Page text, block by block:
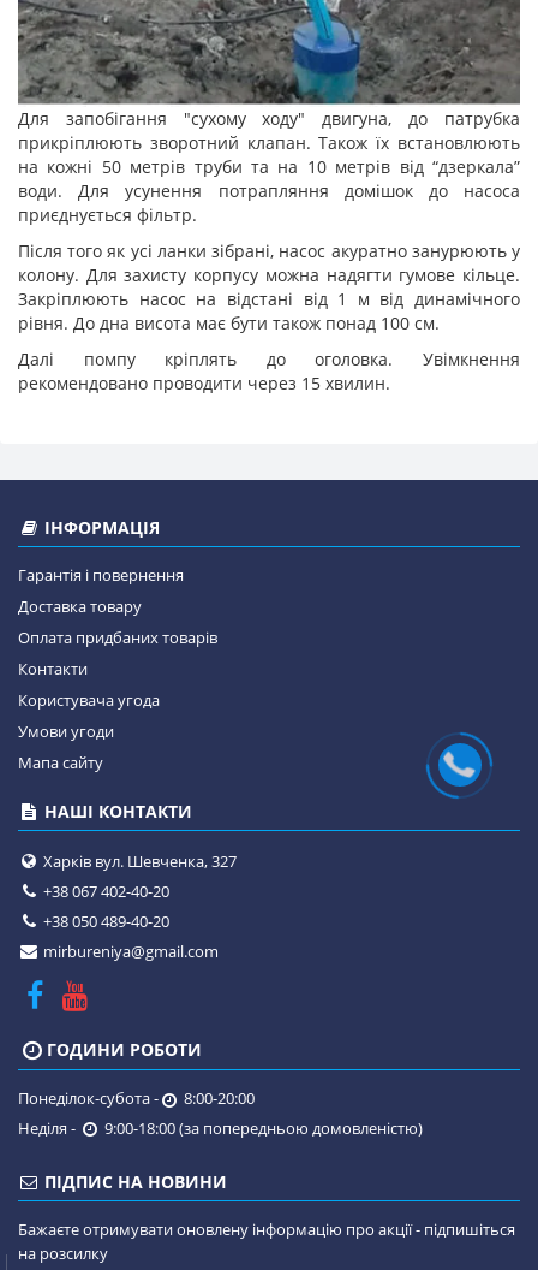
Для запобігання "сухому ходу" двигуна, до патрубка
прикріплюють зворотний клапан. Також їх встановлюють
на кожні 50 метрів труби та на 10 метрів від “дзеркала”
води. Для усунення потрапляння домішок до насоса
приєднується фільтр.
Після того як усі ланки зібрані, насос акуратно занурюють у
колону. Для захисту корпусу можна надягти гумове кільце.
Закріплюють насос на відстані від 1 м від динамічного
рівня. До дна висота має бути також понад 100 см.
Далі помпу кріплять до оголовка. Увімкнення
рекомендовано проводити через 15 хвилин.
ІНФОРМАЦІЯ
Гарантія і повернення
Доставка товару
Оплата придбаних товарів
Контакти
Користувача угода
Умови угоди
Мапа сайту
НАШІ КОНТАКТИ
Харків вул. Шевченка, 327
+38 067 402-40-20
+38 050 489-40-20
mirbureniya@gmail.com
ГОДИНИ РОБОТИ
Понеділок-субота -
8:00-20:00
Неділя -
9:00-18:00 (за попередньою домовленістю)
ПІДПИС НА НОВИНИ
Бажаєте отримувати оновлену інформацію про акції - підпишіться
на розсилку